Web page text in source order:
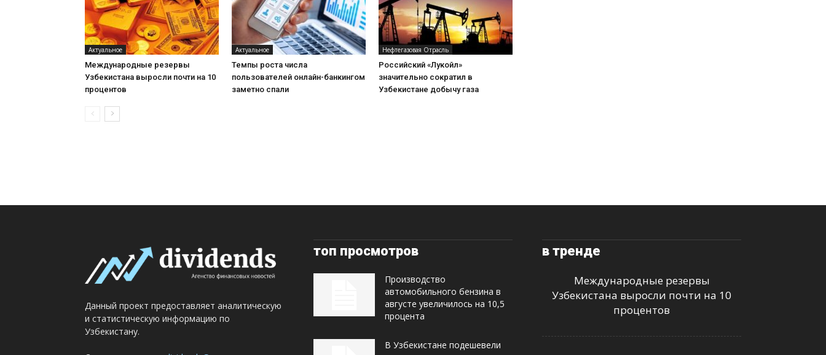
Актуальное
Международные резервы
Узбекистана выросли почти на 10
процентов
Актуальное
Темпы роста числа
пользователей онлайн-банкингом
заметно спали
Нефтегазовая Отрасль
Российский «Лукойл»
значительно сократил в
Узбекистане добычу газа
Данный проект предоставляет аналитическую
и статистическую информацию по
Узбекистану.
топ просмотров
Производство
автомобильного бензина в
августе увеличилось на 10,5
процента
В Узбекистане подешевели
в тренде
Международные резервы
Узбекистана выросли почти на 10
процентов